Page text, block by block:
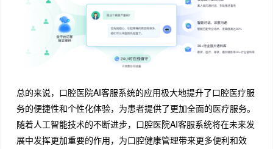
总的来说，口腔医院AI客服系统的应用极大地提升了口腔医疗服
务的便捷性和个性化体验，为患者提供了更加全面的医疗服务。
随着人工智能技术的不断进步，口腔医院AI客服系统将在未来发
展中发挥更加重要的作用，为口腔健康管理带来更多便利和效